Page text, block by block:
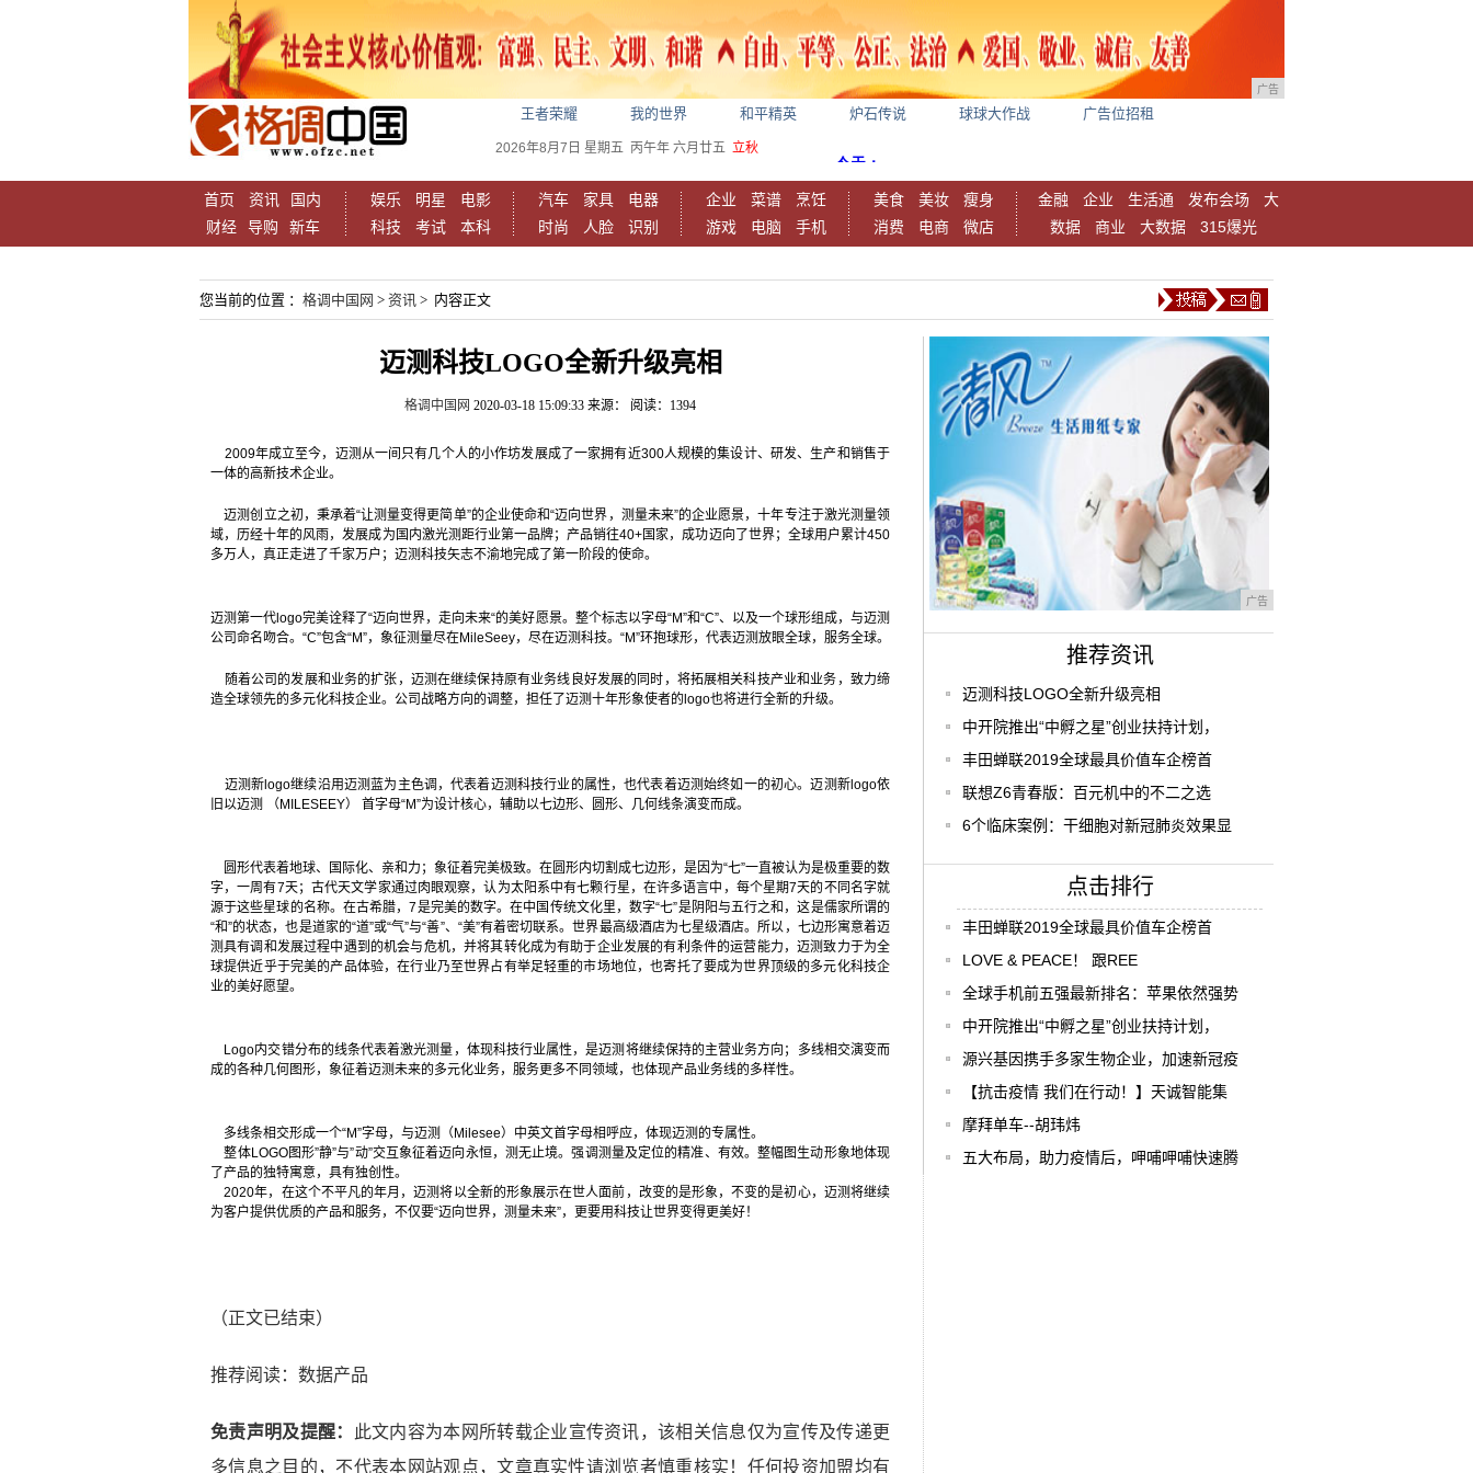
广告
王者荣耀 我的世界 和平精英 炉石传说 球球大作战 广告位招租
2026年8月7日 星期五 丙午年 六月廿五 立秋
首页 资讯
国内
财经
导购 新车
娱乐 明星
电影
科技
考试 本科
汽车 家具
电器
时尚
人脸 识别
企业 菜谱
烹饪
游戏
电脑 手机
美食 美妆
瘦身
消费
电商 微店
金融 企业 生活通 发布会场
大
数据
商业 大数据 315爆光
您当前的位置 ： 格调中国网 > 资讯 > 内容正文
迈测科技LOGO全新升级亮相
格调中国网 2020-03-18 15:09:33 来源： 阅读：1394
2009年成立至今，迈测从一间只有几个人的小作坊发展成了一家拥有近300人规模的集设计、研发、生产和销售于
一体的高新技术企业。
迈测创立之初，秉承着“让测量变得更简单”的企业使命和“迈向世界，测量未来”的企业愿景，十年专注于激光测量领
域，历经十年的风雨，发展成为国内激光测距行业第一品牌；产品销往40+国家，成功迈向了世界；全球用户累计450
多万人，真正走进了千家万户；迈测科技矢志不渝地完成了第一阶段的使命。
迈测第一代logo完美诠释了“迈向世界，走向未来“的美好愿景。整个标志以字母“M”和“C”、以及一个球形组成，与迈测
公司命名吻合。“C”包含“M”，象征测量尽在MileSeey，尽在迈测科技。“M”环抱球形，代表迈测放眼全球，服务全球。
随着公司的发展和业务的扩张，迈测在继续保持原有业务线良好发展的同时，将拓展相关科技产业和业务，致力缔
造全球领先的多元化科技企业。公司战略方向的调整，担任了迈测十年形象使者的logo也将进行全新的升级。
迈测新logo继续沿用迈测蓝为主色调，代表着迈测科技行业的属性，也代表着迈测始终如一的初心。迈测新logo依
旧以迈测 （MILESEEY） 首字母“M”为设计核心，辅助以七边形、圆形、几何线条演变而成。
圆形代表着地球、国际化、亲和力；象征着完美极致。在圆形内切割成七边形，是因为“七”一直被认为是极重要的数
字，一周有7天；古代天文学家通过肉眼观察，认为太阳系中有七颗行星，在许多语言中，每个星期7天的不同名字就
源于这些星球的名称。在古希腊，7是完美的数字。在中国传统文化里，数字“七”是阴阳与五行之和，这是儒家所谓的
“和”的状态，也是道家的“道”或“气”与“善”、“美”有着密切联系。世界最高级酒店为七星级酒店。所以，七边形寓意着迈
测具有调和发展过程中遇到的机会与危机，并将其转化成为有助于企业发展的有利条件的运营能力，迈测致力于为全
球提供近乎于完美的产品体验，在行业乃至世界占有举足轻重的市场地位，也寄托了要成为世界顶级的多元化科技企
业的美好愿望。
Logo内交错分布的线条代表着激光测量，体现科技行业属性，是迈测将继续保持的主营业务方向；多线相交演变而
成的各种几何图形，象征着迈测未来的多元化业务，服务更多不同领域，也体现产品业务线的多样性。
多线条相交形成一个“M”字母，与迈测（Milesee）中英文首字母相呼应，体现迈测的专属性。
整体LOGO图形”静”与”动”交互象征着迈向永恒，测无止境。强调测量及定位的精准、有效。整幅图生动形象地体现
了产品的独特寓意，具有独创性。
2020年，在这个不平凡的年月，迈测将以全新的形象展示在世人面前，改变的是形象，不变的是初心，迈测将继续
为客户提供优质的产品和服务，不仅要“迈向世界，测量未来”，更要用科技让世界变得更美好！
（正文已结束）
推荐阅读： 数据产品
免责声明及提醒：
此文内容为本网所转载企业宣传资讯，该相关信息仅为宣传及传递更
多信息之目的，不代表本网站观点，文章真实性请浏览者慎重核实！任何投资加盟均有
广告
推荐资讯
迈测科技LOGO全新升级亮相
中开院推出“中孵之星”创业扶持计划，
丰田蝉联2019全球最具价值车企榜首
联想Z6青春版：百元机中的不二之选
6个临床案例：干细胞对新冠肺炎效果显
点击排行
丰田蝉联2019全球最具价值车企榜首
LOVE & PEACE！ 跟REE
全球手机前五强最新排名：苹果依然强势
中开院推出“中孵之星”创业扶持计划，
源兴基因携手多家生物企业，加速新冠疫
【抗击疫情 我们在行动！】天诚智能集
摩拜单车--胡玮炜
五大布局，助力疫情后，呷哺呷哺快速腾